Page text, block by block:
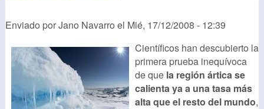
Enviado porJano Navarro el Mié, 17/12/2008 - 12:39
Científicos han descubierto la
primera prueba inequívoca
de que la región ártica se
calienta ya a una tasa más
alta que el resto del mundo,